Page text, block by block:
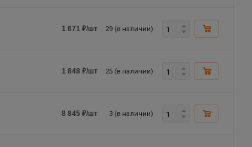
1 671 ₽/шт 29 (в наличии)
1 848 ₽/шт 25 (в наличии)
8 845 ₽/шт 3 (в наличии)